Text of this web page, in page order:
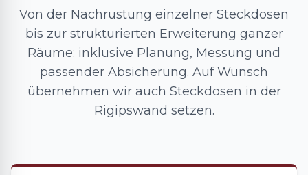
Von der Nachrüstung einzelner Steckdosen
bis zur strukturierten Erweiterung ganzer
Räume: inklusive Planung, Messung und
passender Absicherung. Auf Wunsch
übernehmen wir auch Steckdosen in der
Rigipswand setzen.